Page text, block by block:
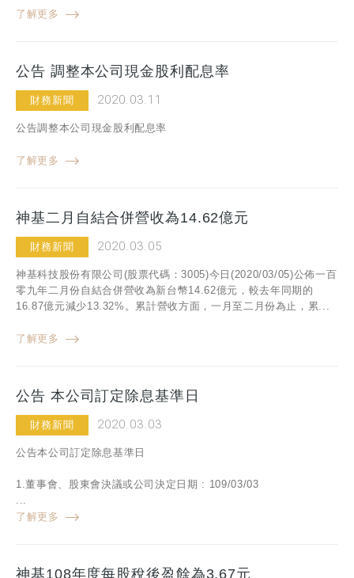
了解更多
公告 調整本公司現金股利配息率
財務新聞 2020.03.11
公告調整本公司現金股利配息率
了解更多
神基二月自結合併營收為14.62億元
財務新聞 2020.03.05
神基科技股份有限公司(股票代碼：3005)今日(2020/03/05)公佈一百
零九年二月份自結合併營收為新台幣14.62億元，較去年同期的
16.87億元減少13.32%。累計營收方面，一月至二月份為止，累...
了解更多
公告 本公司訂定除息基準日
財務新聞 2020.03.03
公告本公司訂定除息基準日
1.董事會、股東會決議或公司決定日期 : 109/03/03
了解更多
神基108年度每股稅後盈餘為3.67元